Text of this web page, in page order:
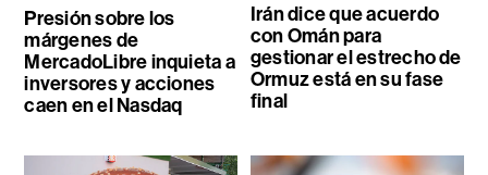
Presión sobre los
márgenes de
MercadoLibre inquieta a
inversores y acciones
caen en el Nasdaq
Irán dice que acuerdo
con Omán para
gestionar el estrecho de
Ormuz está en su fase
final